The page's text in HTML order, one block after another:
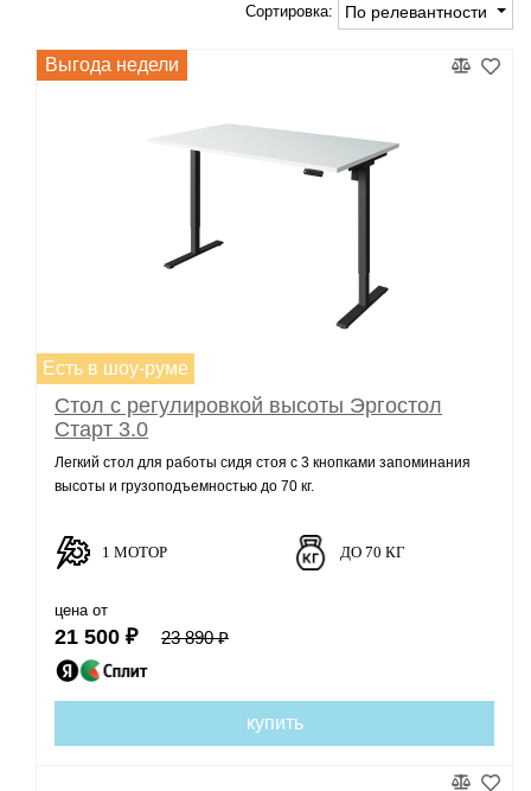
Сортировка: По релевантности
Выгода недели
Есть в шоу-руме
Стол с регулировкой высоты Эргостол
Старт 3.0
Легкий стол для работы сидя стоя с 3 кнопками запоминания
высоты и грузоподъемностью до 70 кг.
1 МОТОР ДО 70 КГ
цена от
21 500 ₽ 23 890 ₽
купить